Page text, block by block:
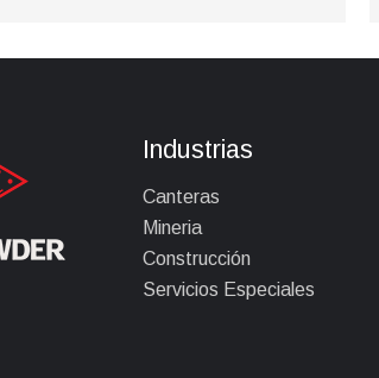
Industrias
Canteras
Mineria
Construcción
Servicios Especiales